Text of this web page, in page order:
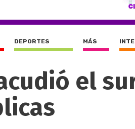
DEPORTES MÁS
el